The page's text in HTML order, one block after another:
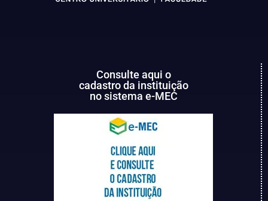
Consulte aqui o
cadastro da instituição
no sistema e-MEC